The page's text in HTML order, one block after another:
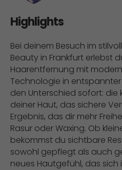
Highlights
Bei deinem Besuch im
Beauty in Frankfurt erlebst
Haarentfernung mit
Technologie in
den Unterschied sofort: die
deiner Haut, das sichere
Ergebnis, das dir mehr
Rasur oder Waxing. Ob
bekommst du sichtbare
sowohl gepflegt als auch
neues Hautgefühl, das sich